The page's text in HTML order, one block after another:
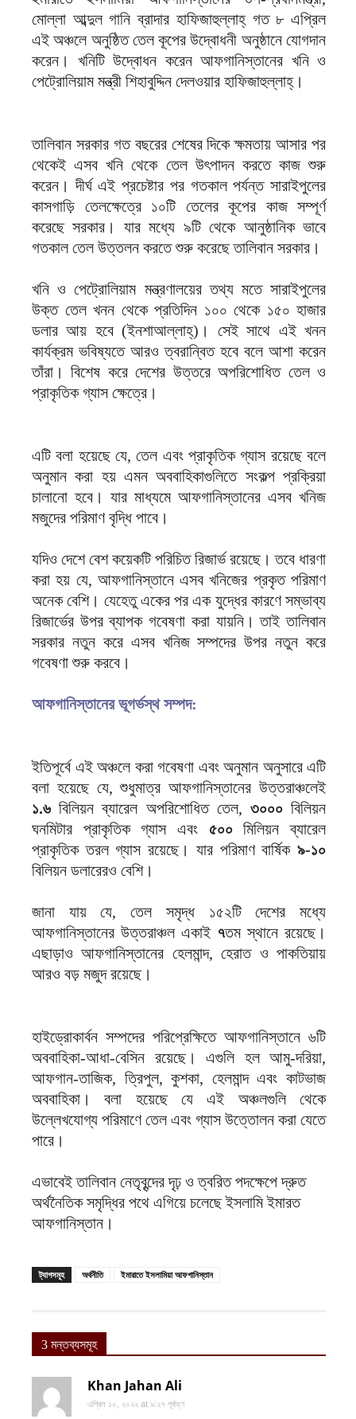
মোল্লা আব্দুল গানি ব্রাদার হাফিজাহুল্লাহ্ গত ৮ এপ্রিল
এই অঞ্চলে অনুষ্ঠিত তেল কূপের উদ্বোধনী অনুষ্ঠানে যোগদান
করেন। খনিটি উদ্বোধন করেন আফগানিস্তানের খনি ও
পেট্রোলিয়াম মন্ত্রী শিহাবুদ্দিন দেলওয়ার হাফিজাহুল্লাহ্।
তালিবান সরকার গত বছরের শেষের দিকে ক্ষমতায় আসার পর
থেকেই এসব খনি থেকে তেল উৎপাদন করতে কাজ শুরু
করেন। দীর্ঘ এই প্রচেষ্টার পর গতকাল পর্যন্ত সারাইপুলের
কাসগাড়ি তেলক্ষেত্রে ১০টি তেলের কূপের কাজ সম্পূর্ণ
করেছে সরকার। যার মধ্যে ৯টি থেকে আনুষ্ঠানিক ভাবে
গতকাল তেল উত্তলন করতে শুরু করেছে তালিবান সরকার।
খনি ও পেট্রোলিয়াম মন্ত্রণালয়ের তথ্য মতে সারাইপুলের
উক্ত তেল খনন থেকে প্রতিদিন ১০০ থেকে ১৫০ হাজার
ডলার আয় হবে (ইনশাআল্লাহ্)। সেই সাথে এই খনন
কার্যক্রম ভবিষ্যতে আরও ত্বরান্বিত হবে বলে আশা করেন
তাঁরা। বিশেষ করে দেশের উত্তরে অপরিশোধিত তেল ও
প্রাকৃতিক গ্যাস ক্ষেত্রে।
এটি বলা হয়েছে যে, তেল এবং প্রাকৃতিক গ্যাস রয়েছে বলে
অনুমান করা হয় এমন অববাহিকাগুলিতে সংকল্প প্রক্রিয়া
চালানো হবে। যার মাধ্যমে আফগানিস্তানের এসব খনিজ
মজুদের পরিমাণ বৃদ্ধি পাবে।
যদিও দেশে বেশ কয়েকটি পরিচিত রিজার্ভ রয়েছে। তবে ধারণা
করা হয় যে, আফগানিস্তানে এসব খনিজের প্রকৃত পরিমাণ
অনেক বেশি। যেহেতু একের পর এক যুদ্ধের কারণে সম্ভাব্য
রিজার্ভের উপর ব্যাপক গবেষণা করা যায়নি। তাই তালিবান
সরকার নতুন করে এসব খনিজ সম্পদের উপর নতুন করে
গবেষণা শুরু করবে।
আফগানিস্তানের ভূগর্ভস্থ সম্পদ:
ইতিপূর্বে এই অঞ্চলে করা গবেষণা এবং অনুমান অনুসারে এটি
বলা হয়েছে যে, শুধুমাত্র আফগানিস্তানের উত্তরাঞ্চলেই
১.৬বিলিয়ন ব্যারেল অপরিশোধিত তেল, ৩০০০বিলিয়ন
ঘনমিটার প্রাকৃতিক গ্যাস এবং ৫০০মিলিয়ন ব্যারেল
প্রাকৃতিক তরল গ্যাস রয়েছে। যার পরিমাণ বার্ষিক ৯-১০
বিলিয়ন ডলারেরও বেশি।
জানা যায় যে, তেল সমৃদ্ধ ১৫২টি দেশের মধ্যে
আফগানিস্তানের উত্তরাঞ্চল একাই ৭তম স্থানে রয়েছে।
এছাড়াও আফগানিস্তানের হেলমান্দ, হেরাত ও পাকতিয়ায়
আরও বড় মজুদ রয়েছে।
হাইড্রোকার্বন সম্পদের পরিপ্রেক্ষিতে আফগানিস্তানে ৬টি
অববাহিকা-আধা-বেসিন রয়েছে। এগুলি হল আমু-দরিয়া,
আফগান-তাজিক, ত্রিপুল, কুশকা, হেলমান্দ এবং কাটভাজ
অববাহিকা। বলা হয়েছে যে এই অঞ্চলগুলি থেকে
উল্লেখযোগ্য পরিমাণে তেল এবং গ্যাস উত্তোলন করা যেতে
পারে।
এভাবেই তালিবান নেতৃবৃন্দের দৃঢ় ও ত্বরিত পদক্ষেপে দ্রুত
অর্থনৈতিক সমৃদ্ধির পথে এগিয়ে চলেছে ইসলামি ইমারত
আফগানিস্তান।
ট্যাগসমূহ অর্থনীতি ইমারাতে ইসলামিয়া আফগানিস্তান
3 মন্তব্যসমূহ
Khan Jahan Ali
এপ্রিল ১০, ২০২২ at ৯:২৭ পূর্বাহ্ণ